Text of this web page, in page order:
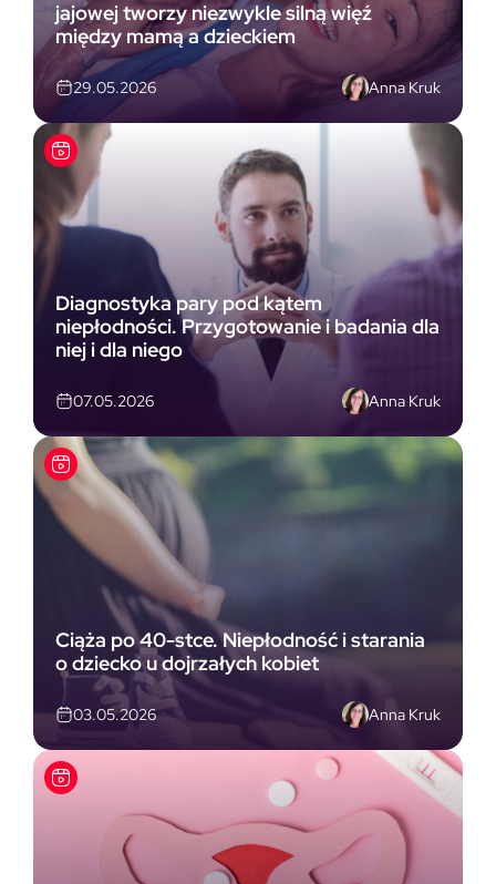
jajowej tworzy niezwykle silną więź
między mamą a dzieckiem
29.05.2026 Anna Kruk
Diagnostyka pary pod kątem
niepłodności. Przygotowanie i badania dla
niej i dla niego
07.05.2026 Anna Kruk
Ciąża po 40-stce. Niepłodność i starania
o dziecko u dojrzałych kobiet
03.05.2026 Anna Kruk